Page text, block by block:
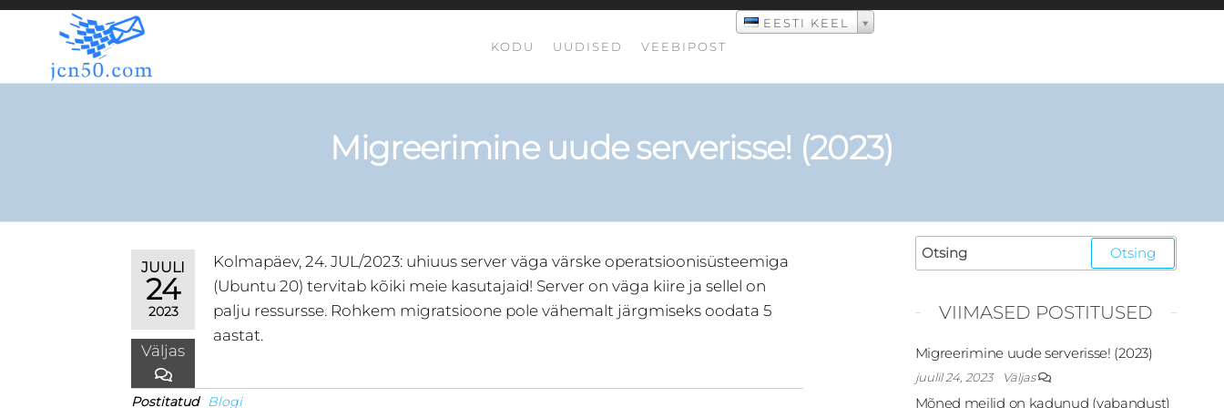
KODU UUDISED VEEBIPOST
EESTI KEEL
Migreerimine uude serverisse! (2023)
JUULI
24
2023
Väljas
Kolmapäev, 24. JUL/2023: uhiuus server väga värske operatsioonisüsteemiga
(Ubuntu 20) tervitab kõiki meie kasutajaid! Server on väga kiire ja sellel on
palju ressursse. Rohkem migratsioone pole vähemalt järgmiseks oodata 5
aastat.
Postitatud Blogi
VIIMASED POSTITUSED
Migreerimine uude serverisse! (2023)
juulil 24, 2023 Väljas
Mõned meilid on kadunud (vabandust)